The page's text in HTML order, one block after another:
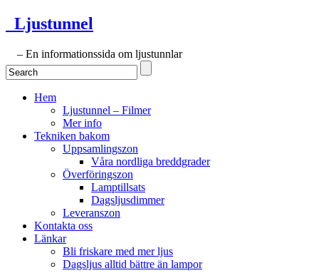
Ljustunnel
– En informationssida om ljustunnlar
Hem
Ljustunnel – Filmer
Mer info
Tekniken bakom
Uppsamlingszon
Våra nordliga breddgrader
Överföringszon
Lamptillsats
Dagsljusdimmer
Leveranszon
Kontakta oss
Länkar
Bli friskare med mer ljus
Dagsljus alltid bättre än lampor